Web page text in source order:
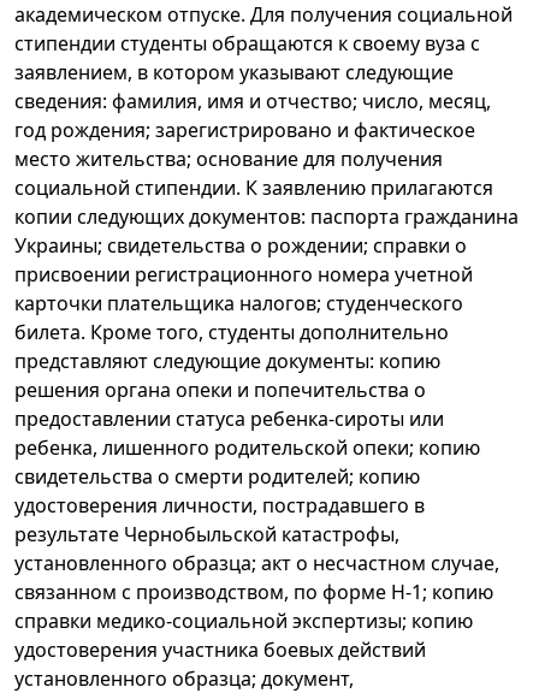
академическом отпуске. Для получения социальной
стипендии студенты обращаются к своему вуза с
заявлением, в котором указывают следующие
сведения: фамилия, имя и отчество; число, месяц,
год рождения; зарегистрировано и фактическое
место жительства; основание для получения
социальной стипендии. К заявлению прилагаются
копии следующих документов: паспорта гражданина
Украины; свидетельства о рождении; справки о
присвоении регистрационного номера учетной
карточки плательщика налогов; студенческого
билета. Кроме того, студенты дополнительно
представляют следующие документы: копию
решения органа опеки и попечительства о
предоставлении статуса ребенка-сироты или
ребенка, лишенного родительской опеки; копию
свидетельства о смерти родителей; копию
удостоверения личности, пострадавшего в
результате Чернобыльской катастрофы,
установленного образца; акт о несчастном случае,
связанном с производством, по форме Н-1; копию
справки медико-социальной экспертизы; копию
удостоверения участника боевых действий
установленного образца; документ,